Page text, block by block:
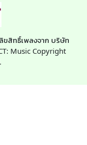
สิทธิ์เพลงจาก บริษัท
Music Copyright